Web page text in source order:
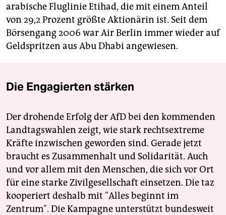
arabische Fluglinie Etihad, die mit einem Anteil
von 29,2 Prozent größte Aktionärin ist. Seit dem
Börsengang 2006 war Air Berlin immer wieder auf
Geldspritzen aus Abu Dhabi angewiesen.
Die Engagierten stärken
Der drohende Erfolg der AfD bei den kommenden
Landtagswahlen zeigt, wie stark rechtsextreme
Kräfte inzwischen geworden sind. Gerade jetzt
braucht es Zusammenhalt und Solidarität. Auch
und vor allem mit den Menschen, die sich vor Ort
für eine starke Zivilgesellschaft einsetzen. Die taz
kooperiert deshalb mit "Alles beginnt im
Zentrum". Die Kampagne unterstützt bundesweit